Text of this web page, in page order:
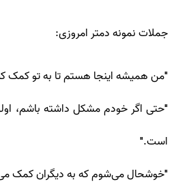
جملات نمونه دمتر امروزی:
"من همیشه اینجا هستم تا به تو کمک
"حتی اگر خودم مشکل داشته باشم،
است."
"خوشحال می‌شوم که به دیگران کمک